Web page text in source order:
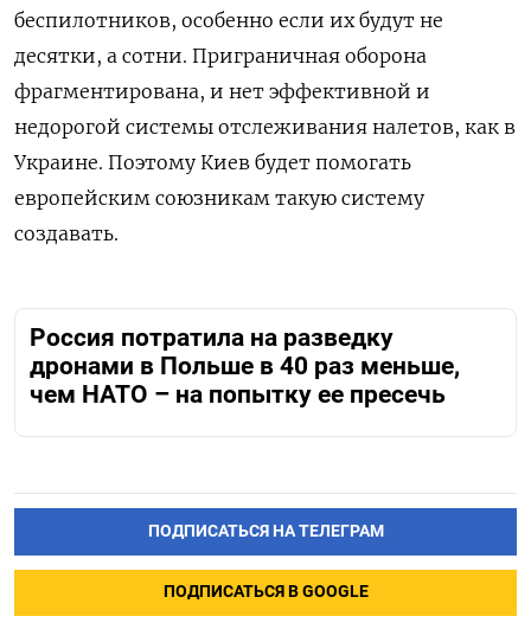
беспилотников, особенно если их будут не
десятки, а сотни. Приграничная оборона
фрагментирована, и нет эффективной и
недорогой системы отслеживания налетов, как в
Украине. Поэтому Киев будет помогать
европейским союзникам такую систему
создавать.
Россия потратила на разведку
дронами в Польше в 40 раз меньше,
чем НАТО – на попытку ее пресечь
ПОДПИСАТЬСЯ НА ТЕЛЕГРАМ
ПОДПИСАТЬСЯ В GOOGLE